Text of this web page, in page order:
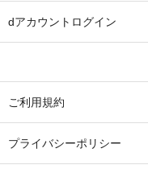
dアカウントログイン
ご利用規約
プライバシーポリシー